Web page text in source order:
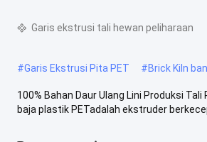
Garis ekstrusi tali hewan peliharaan
#Garis Ekstrusi Pita PET #Brick Kiln
100% Bahan Daur Ulang Lini Produksi Tali
baja plastik PETadalah ekstruder